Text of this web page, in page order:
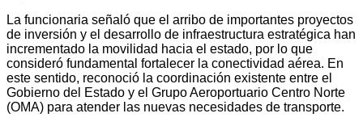
La funcionaria señaló que el arribo de importantes proyectos
de inversión y el desarrollo de infraestructura estratégica han
incrementado la movilidad hacia el estado, por lo que
consideró fundamental fortalecer la conectividad aérea. En
este sentido, reconoció la coordinación existente entre el
Gobierno del Estado y el Grupo Aeroportuario Centro Norte
(OMA) para atender las nuevas necesidades de transporte.